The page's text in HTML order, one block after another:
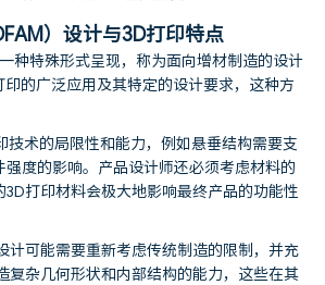
）设计与3D打印特点
种特殊形式呈现，称为面向增材制造的设计
印的广泛应用及其特定的设计要求，这种方
技术的局限性和能力，例如悬垂结构需要支
度的影响。产品设计师还必须考虑材料的
打印材料会极大地影响最终产品的功能性
计可能需要重新考虑传统制造的限制，并充
复杂几何形状和内部结构的能力，这些在其